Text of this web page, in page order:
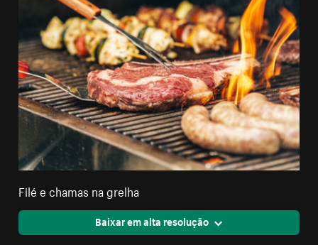
Filé e chamas na grelha
Baixar em alta resolução